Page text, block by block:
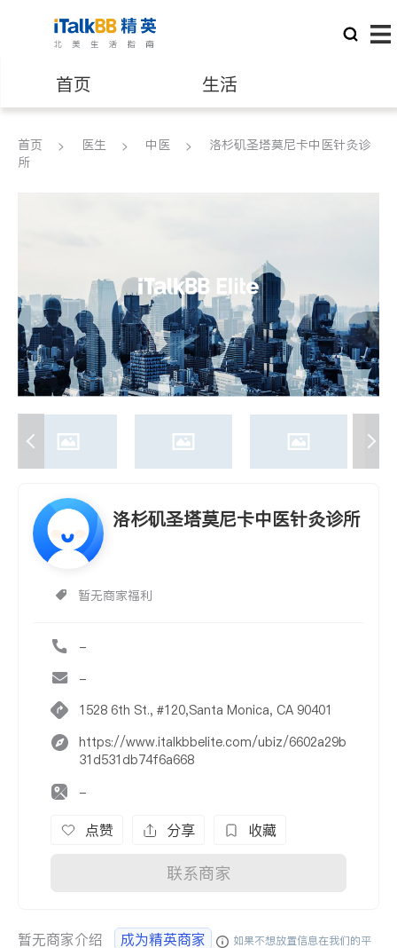
首页 生活
医生 律师
养老 非盈利组织
首页 医生 中医
洛杉矶圣塔莫尼卡中医针灸诊
所
洛杉矶圣塔莫尼卡中医针灸诊所
暂无商家福利
-
-
1528 6th St., #120,Santa Monica, CA 90401
https://www.italkbbelite.com/ubiz/6602a29b
31d531db74f6a668
-
点赞 分享 收藏
联系商家
暂无商家介绍 成为精英商家
如果不想放置信息在我们的平